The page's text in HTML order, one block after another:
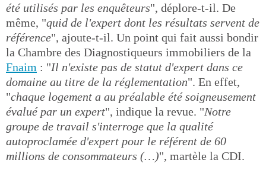
été utilisés par les enquêteurs", déplore-t-il. De
même, "quid de l'expert dont les résultats servent de
référence", ajoute-t-il. Un point qui fait aussi bondir
la Chambre des Diagnostiqueurs immobiliers de la
Fnaim : "Il n'existe pas de statut d'expert dans ce
domaine au titre de la réglementation". En effet,
"chaque logement a au préalable été soigneusement
évalué par un expert", indique la revue. "Notre
groupe de travail s'interroge que la qualité
autoproclamée d'expert pour le référent de 60
millions de consommateurs (…)", martèle la CDI.